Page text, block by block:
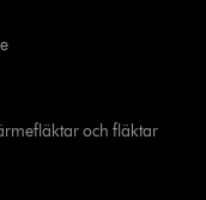
och fläktar